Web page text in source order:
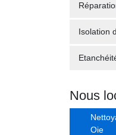
Isolation
Nous
Oie